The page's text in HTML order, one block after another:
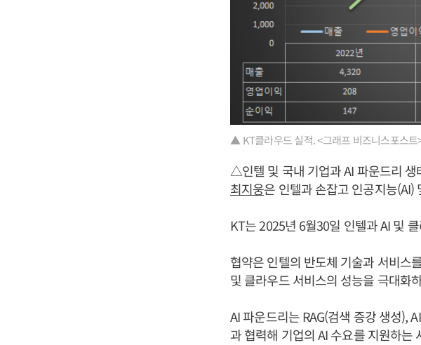
▲ KT클라우드 실적. <그래프 비즈니스포스트
△인텔 및 국내 기업과 AI 파운드리 생
최지웅은 인텔과 손잡고 인공지능
KT는 2025년 6월30일 인텔과 AI 및
협약은 인텔의 반도체 기술과 서비스
및 클라우드 서비스의 성능을 극대화
AI 파운드리는 RAG(검색 증강 생성),
과 협력해 기업의 AI 수요를 지원하는